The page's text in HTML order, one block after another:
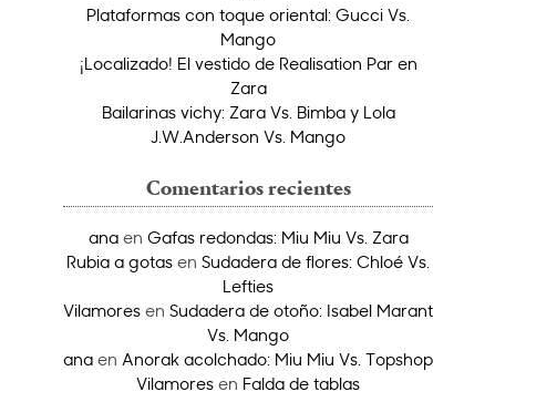
Plataformas con toque oriental: Gucci Vs.
Mango
¡Localizado! El vestido de Realisation Par en
Zara
Bailarinas vichy: Zara Vs. Bimba y Lola
J.W.Anderson Vs. Mango
Comentarios recientes
anaen Gafas redondas: Miu Miu Vs. Zara
Rubia a gotas en Sudadera de flores: Chloé Vs.
Lefties
Vilamores en Sudadera de otoño: Isabel Marant
Vs. Mango
ana en Anorak acolchado: Miu Miu Vs. Topshop
Vilamores en Falda de tablas